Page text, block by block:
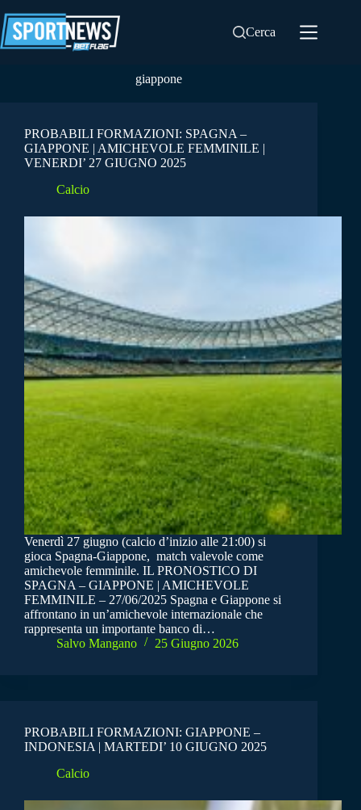
al
contenuto
Cerca
giappone
PROBABILI FORMAZIONI: SPAGNA –
GIAPPONE | AMICHEVOLE FEMMINILE |
VENERDI’ 27 GIUGNO 2025
Calcio
Venerdì 27 giugno (calcio d’inizio alle 21:00) si
gioca Spagna-Giappone, match valevole come
amichevole femminile. IL PRONOSTICO DI
SPAGNA – GIAPPONE | AMICHEVOLE
FEMMINILE – 27/06/2025 Spagna e Giappone si
affrontano in un’amichevole internazionale che
rappresenta un importante banco di…
Salvo Mangano
25 Giugno 2026
PROBABILI FORMAZIONI: GIAPPONE –
INDONESIA | MARTEDI’ 10 GIUGNO 2025
Calcio